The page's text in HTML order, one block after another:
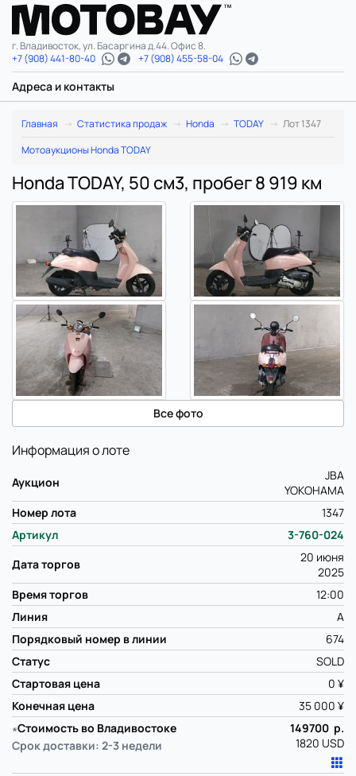
г. Владивосток, ул. Басаргина д.44. Офис 8.
+7 (908) 441-80-40
+7 (908) 455-58-04
Адреса и контакты
Главная Статистика продаж Honda TODAY
Лот 1347
Мотоаукционы Honda TODAY
Honda TODAY, 50 см3, пробег 8 919 км
Все фото
Информация о лоте
Аукцион
JBA
YOKOHAMA
Номер лота
1347
Артикул
3-760-024
Дата торгов
20 июня
2025
Время торгов
12:00
Линия
A
Порядковый номер в линии
674
Статус
SOLD
Стартовая цена
0 ¥
Конечная цена
35 000 ¥
∗Стоимость во Владивостоке
Срок доставки: 2-3 недели
149700 р.
1820 USD